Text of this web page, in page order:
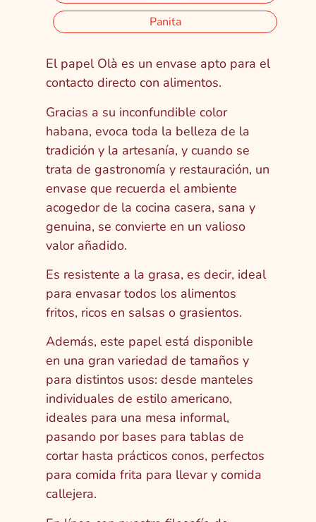
Panita
El papel Olà es un envase apto para el
contacto directo con alimentos.
Gracias a su inconfundible color
habana, evoca toda la belleza de la
tradición y la artesanía, y cuando se
trata de gastronomía y restauración, un
envase que recuerda el ambiente
acogedor de la cocina casera, sana y
genuina, se convierte en un valioso
valor añadido.
Es resistente a la grasa, es decir, ideal
para envasar todos los alimentos
fritos, ricos en salsas o grasientos.
Además, este papel está disponible
en una gran variedad de tamaños y
para distintos usos: desde manteles
individuales de estilo americano,
ideales para una mesa informal,
pasando por bases para tablas de
cortar hasta prácticos conos, perfectos
para comida frita para llevar y comida
callejera.